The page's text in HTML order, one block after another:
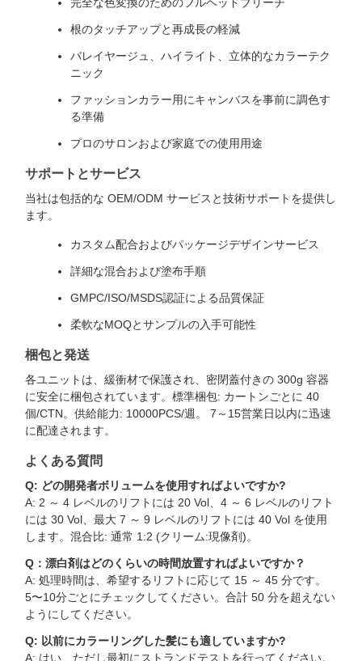
根のタッチアップと再成長の軽減
バレイヤージュ、ハイライト、立体的なカラーテク
ニック
ファッションカラー用にキャンバスを事前に調色す
る準備
プロのサロンおよび家庭での使用用途
サポートとサービス
当社は包括的な OEM/ODM サービスと技術サポートを提供し
ます。
カスタム配合およびパッケージデザインサービス
詳細な混合および塗布手順
GMPC/ISO/MSDS認証による品質保証
柔軟なMOQとサンプルの入手可能性
梱包と発送
各ユニットは、緩衝材で保護され、密閉蓋付きの 300g 容器
に安全に梱包されています。標準梱包: カートンごとに 40
個/CTN。供給能力: 10000PCS/週。 7～15営業日以内に迅速
に配達されます。
よくある質問
Q: どの開発者ボリュームを使用すればよいですか?
A: 2 ～ 4 レベルのリフトには 20 Vol、4 ～ 6 レベルのリフト
には 30 Vol、最大 7 ～ 9 レベルのリフトには 40 Vol を使用
します。混合比: 通常 1:2 (クリーム:現像剤)。
Q：漂白剤はどのくらいの時間放置すればよいですか？
A: 処理時間は、希望するリフトに応じて 15 ～ 45 分です。
5〜10分ごとにチェックしてください。合計 50 分を超えない
ようにしてください。
Q: 以前にカラーリングした髪にも適していますか?
A: はい、ただし最初にストランドテストを行ってください。